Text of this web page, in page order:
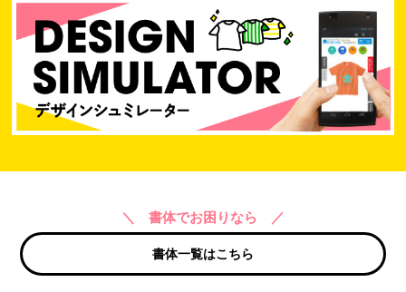
＼ 書体でお困りなら ／
書体一覧はこちら